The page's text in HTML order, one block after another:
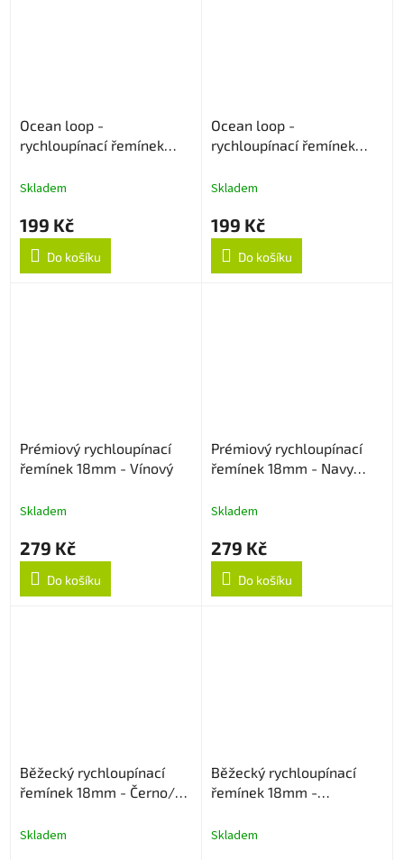
Ocean loop -
rychloupínací řemínek
Skladem
199 Kč
Do košíku
Ocean loop -
rychloupínací řemínek
Skladem
199 Kč
Do košíku
Prémiový rychloupínací
řemínek 18mm - Vínový
Skladem
279 Kč
Do košíku
Prémiový rychloupínací
řemínek 18mm - Navy
Skladem
279 Kč
Do košíku
Běžecký rychloupínací
řemínek 18mm - Černo/
Skladem
Běžecký rychloupínací
řemínek 18mm -
Skladem